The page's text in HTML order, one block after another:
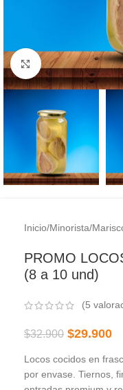
Clic para ampliar
Inicio/Minorista/
PROMO
(8 a 10 und)
(5
$32.900 $29.900
Locos cocidos en
por envase. Tiernos,